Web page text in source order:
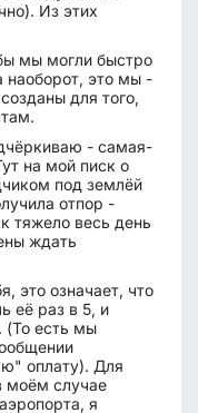
Из этих
мы могли быстро
наоборот, это мы -
для того,
- самая-
на мой писк о
под землёй
отпор -
тяжело весь день
ждать
это означает, что
её раз в 5, и
(То есть мы
оплату). Для
моём случае
я